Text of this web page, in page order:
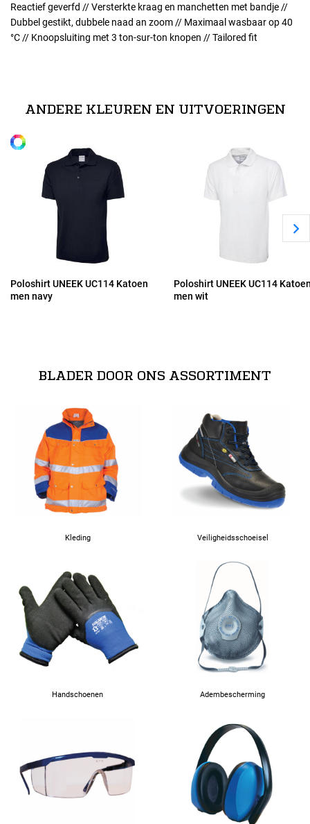
Reactief geverfd // Versterkte kraag en manchetten met bandje //
Dubbel gestikt, dubbele naad an zoom // Maximaal wasbaar op 40
°C // Knoopsluiting met 3 ton-sur-ton knopen // Tailored fit
2XL
ANDERE KLEUREN EN UITVOERINGEN
Poloshirt UNEEK UC114 Katoen
men navy
Poloshirt UNEEK UC114
men wit
BLADER DOOR ONS ASSORTIMENT
Kleding Veiligheidsschoeisel
Handschoenen Adembescherming